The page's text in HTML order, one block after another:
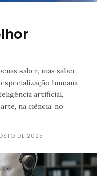
saber, mas saber
humana
artificial,
na ciência, no
DE 2025